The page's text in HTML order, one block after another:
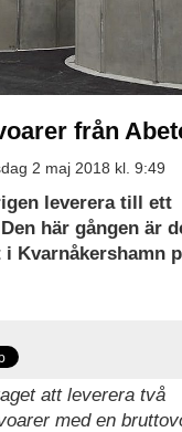
från
2 maj 2018 kl. 9:49
leverera till ett
här gången är
i Kvarnåkershamn
att leverera två
med en